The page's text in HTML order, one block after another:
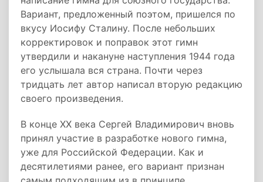
Вариант, предложенный поэтом, пришелся по
вкусу Иосифу Сталину. После небольших
корректировок и поправок этот гимн
утвердили и накануне наступления 1944 года
его услышала вся страна. Почти через
тридцать лет автор написал вторую редакцию
своего произведения.
В конце XX века Сергей Владимирович вновь
принял участие в разработке нового гимна,
уже для Российской Федерации. Как и
десятилетиями ранее, его вариант признан